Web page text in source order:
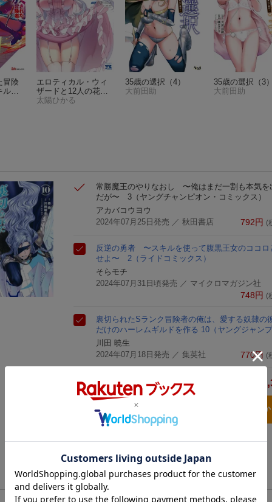
冒険
駆
エロティカル・ウィ
ザードと12人の花嫁
1
太陽ひかる
35歳の選択（4）
大前田助
35歳の選択（3
大前田助
常勝魔王のやりなおし 〜俺はまだ一割も本気を
だが〜 3（ヤングチャンピオン・コミックス）
アカバコウヨウ
2024年07月25日発売 ／ 秋田書店 792円 (
反逆の勇者 〜スキルを使って腹黒王女のココロ
せよ〜 2（ライドコミックス）
そらモチ
2024年07月31日頃発売 ／ マイクロマガジン社
748円 (
裏切られたSランク冒険者の俺は、愛する奴隷の
だけのハーレムギルドを作る 10（ヤングジャン
川田 暁生
2024年07月18日発売 ／ 集英社 770円 (
3点とも買い物